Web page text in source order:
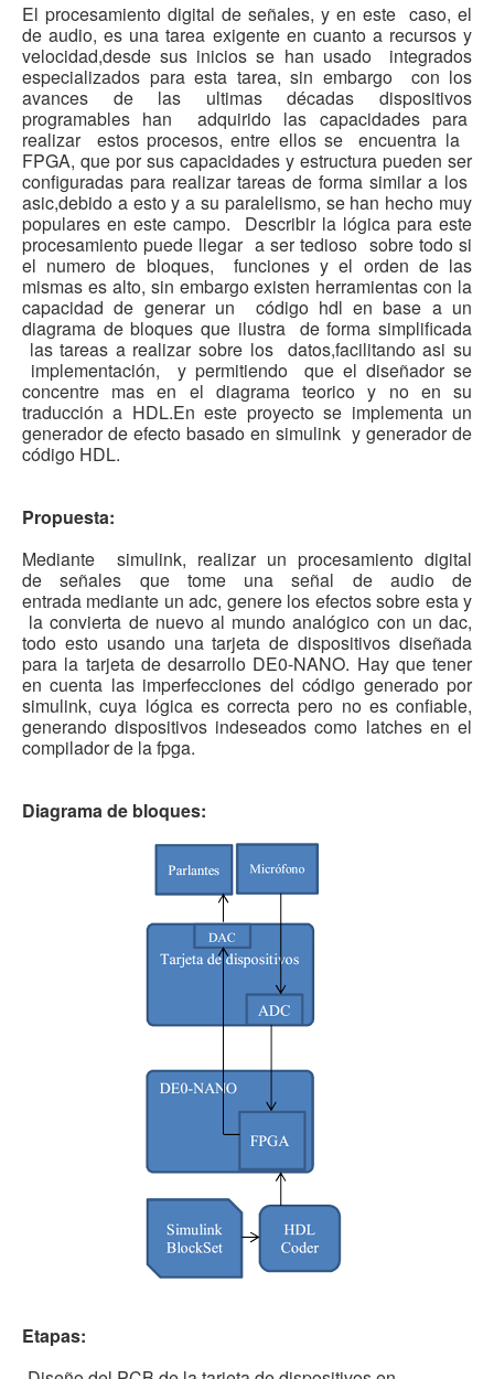
Projects
Simple Video Game
Wav player
Accelerometer Vpython
Mandelbrot
PS2 Controller Interface
PC Engine
N64 Controller Module
PSP Screen
Software
Coding USB-Serial using Android Studio
Retro
OS
Misc
Legacy
About us
Donate
Contact Us
El procesamiento digital de señales, y en este caso, el
de audio, es una tarea exigente en cuanto a recursos y
velocidad,desde sus inicios se han usado
integrados
especializados para esta tarea, sin embargo
con los
avances de las ultimas décadas dispositivos
programables han adquirido las capacidades para
realizar estos procesos, entre ellos se encuentra la
FPGA, que por sus capacidades y estructura pueden ser
configuradas para realizar tareas de forma similar a los
asic,debido a esto y a su paralelismo, se han hecho muy
populares en este campo.
Describir la lógica para este
procesamiento puede llegar a ser tedioso sobre todo si
el numero de bloques,
funciones y el orden de las
mismas es alto, sin embargo existen herramientas con la
capacidad de generar un
código hdl en base a un
diagrama de bloques que ilustra de forma simplificada
las tareas a realizar sobre los datos,facilitando asi su
implementación, y permitiendo
que el diseñador se
concentre mas en el diagrama teorico y no en su
traducción a HDL.En este proyecto se implementa un
generador de efecto basado en simulink y generador de
código HDL.
Propuesta:
Mediante simulink, realizar un procesamiento digital
de señales que tome una señal de audio de
entrada mediante un adc, genere los efectos sobre esta y
la convierta de nuevo al mundo analógico con un dac,
todo esto usando una tarjeta de dispositivos diseñada
para la tarjeta de desarrollo DE0-NANO. Hay que tener
en cuenta las imperfecciones del código generado por
simulink, cuya lógica es correcta pero no es confiable,
generando dispositivos indeseados como latches en el
compilador de la fpga.
Diagrama de bloques:
Etapas: